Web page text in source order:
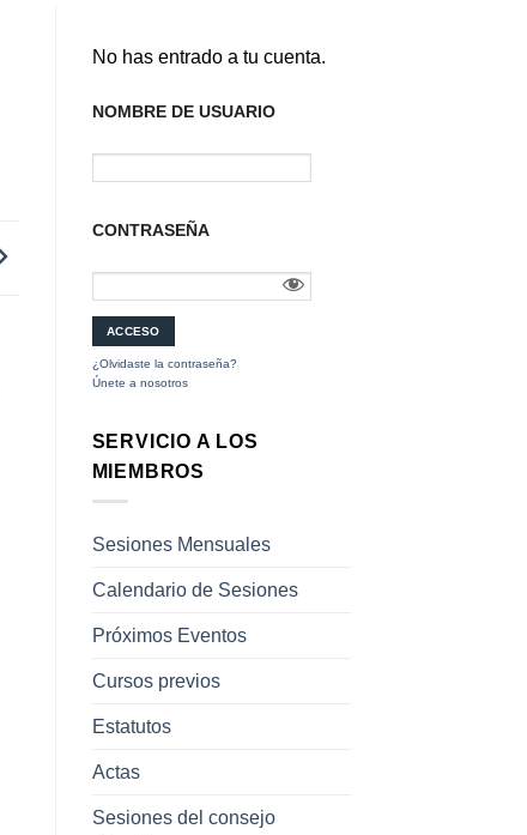
No has entrado a tu cuenta.
NOMBRE DE USUARIO
CONTRASEÑA
¿Olvidaste la contraseña?
Únete a nosotros
SERVICIO A LOS
MIEMBROS
Sesiones Mensuales
Calendario de Sesiones
Próximos Eventos
Cursos previos
Estatutos
Actas
Sesiones del consejo